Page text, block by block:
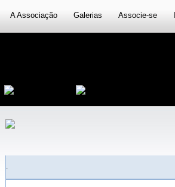
A Associação Galerias Associe-se
.